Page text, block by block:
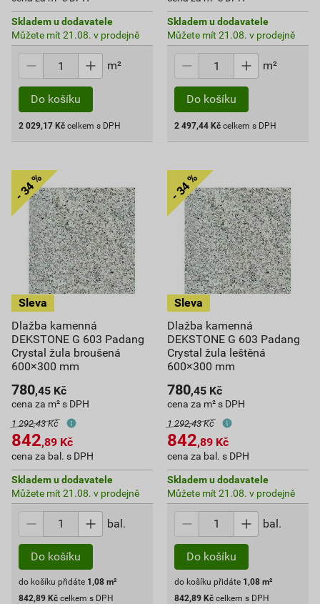
Skladem u dodavatele
Můžete mít 21.08. v prodejně
m²
Do košíku
2 029,17 Kč celkem s DPH
Skladem u dodavatele
Můžete mít 21.08. v prodejně
m²
Do košíku
2 497,44 Kč celkem s DPH
Dlažba kamenná
DEKSTONE G 603 Padang
Crystal žula broušená
600×300 mm
780,45 Kč
cena za m² s DPH
1 292,43 Kč
842,89 Kč
cena za bal. s DPH
Skladem u dodavatele
Můžete mít 21.08. v prodejně
bal.
Do košíku
do košíku přidáte 1,08 m²
842,89 Kč celkem s DPH
Dlažba kamenná
DEKSTONE G 603 Padang
Crystal žula leštěná
600×300 mm
780,45 Kč
cena za m² s DPH
1 292,43 Kč
842,89 Kč
cena za bal. s DPH
Skladem u dodavatele
Můžete mít 21.08. v prodejně
bal.
Do košíku
do košíku přidáte 1,08 m²
842,89 Kč celkem s DPH